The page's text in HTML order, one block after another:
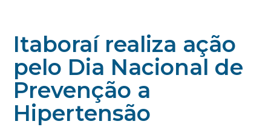
Itaboraí realiza ação
pelo Dia Nacional de
Prevenção a
Hipertensão